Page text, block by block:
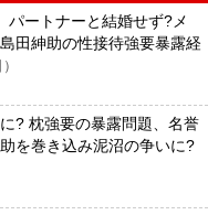
パートナーと結婚せず?メ
田紳助の性接待強要暴露経
? 枕強要の暴露問題、名誉
を巻き込み泥沼の争いに?